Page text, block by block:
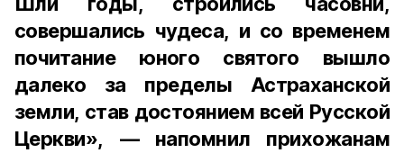
совершались чудеса, и со временем
почитание юного святого вышло
далеко за пределы Астраханской
земли, став достоянием всей Русской
Церкви», — напомнил прихожанам